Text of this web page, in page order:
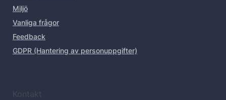
Miljö
Vanliga frågor
Feedback
GDPR (Hantering av personuppgifter)
Kontakt